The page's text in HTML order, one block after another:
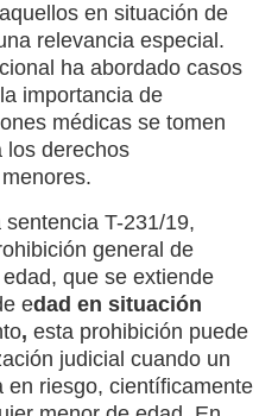
en situación de
relevancia especial.
ha abordado casos
importancia de
médicas se tomen
los derechos
T-231/19,
general de
que se extiende
edad en situación
, esta prohibición puede
judicial cuando un
en riesgo, científicamente